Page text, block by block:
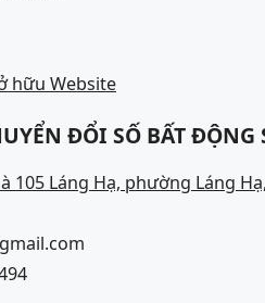
hữu Website
ĐỔI SỐ BẤT ĐỘNG
105 Láng Hạ, phường Láng